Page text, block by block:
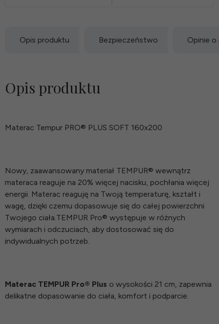
Opis produktu Bezpieczeństwo Opinie o
Opis produktu
Materac Tempur PRO® PLUS SOFT 160x200
Nowy, zaawansowany materiał TEMPUR® wewnątrz
materaca reaguje na 20% więcej nacisku, pochłania więcej
energii. Materac reaguję na Twoją temperaturę, kształt i
wagę, dzięki czemu dopasowuje się do całej powierzchni
Twojego ciała.TEMPUR Pro® występuje w różnych
wymiarach i odczuciach, aby dostosować się do
indywidualnych potrzeb.
Materac TEMPUR Pro® Plus o wysokości 21 cm, zapewnia
delikatne dopasowanie do ciała, komfort i podparcie.